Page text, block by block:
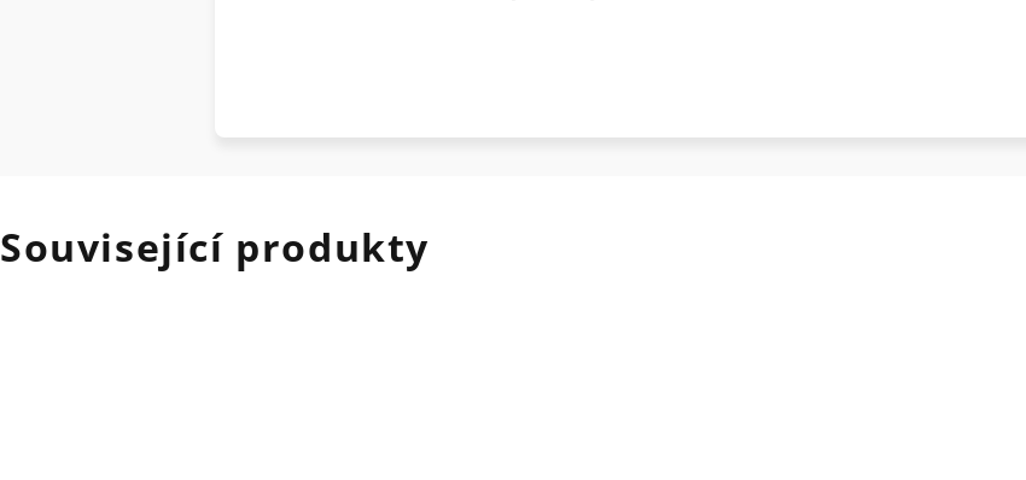
Související produkty